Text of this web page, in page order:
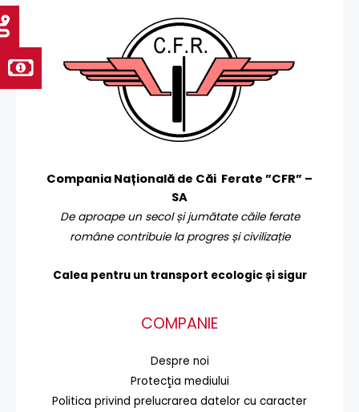
Compania Națională de Căi Ferate ”CFR” –
SA
De aproape un secol și jumătate căile ferate
române contribuie la progres și civilizație
Calea pentru un transport ecologic și sigur
COMPANIE
Despre noi
Protecţia mediului
Politica privind prelucrarea datelor cu caracter